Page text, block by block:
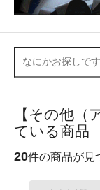
【その他（
ている商品
20件の商品が見